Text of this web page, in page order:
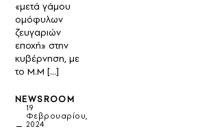
«μετά γάμου
ομόφυλων
ζευγαριών
εποχή» στην
κυβέρνηση, με
το Μ.Μ […]
NEWSROOM
19
Φεβρουαρίου,
2024